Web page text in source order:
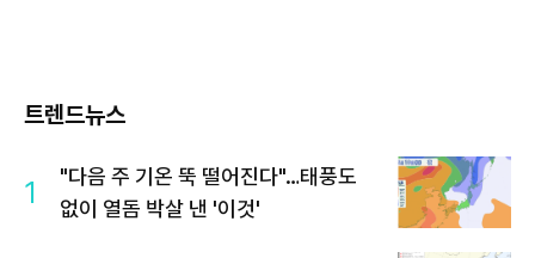
트렌드뉴스
1
"다음 주 기온 뚝 떨어진다"…태풍도
없이 열돔 박살 낸 '이것'